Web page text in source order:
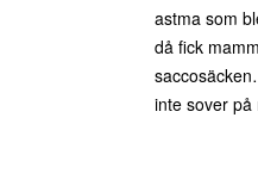
astma som
då fick
inte sover på